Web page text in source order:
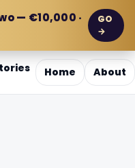
— €10,000 ·
GO
→
Home About